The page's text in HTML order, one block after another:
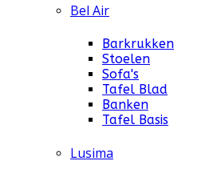
Bel Air
Barkrukken
Stoelen
Sofa's
Tafel Blad
Banken
Tafel Basis
Lusima